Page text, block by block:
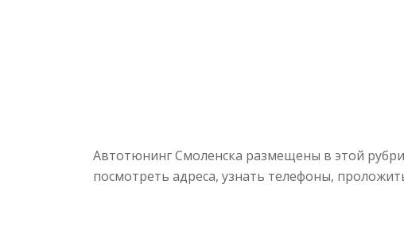
Автотюнинг Смоленска размещены в этой
посмотреть адреса, узнать телефоны,